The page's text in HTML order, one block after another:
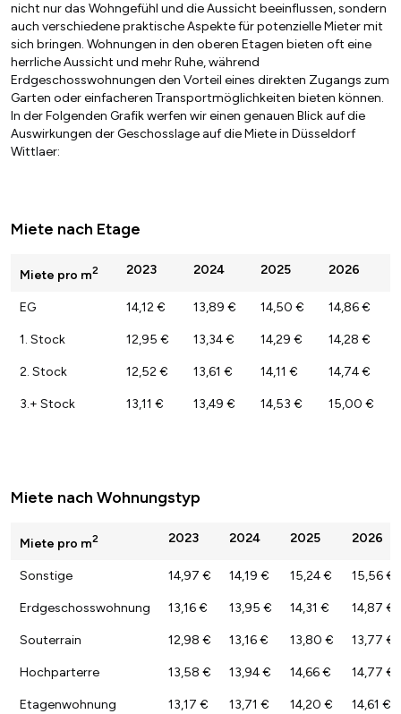
nicht nur das Wohngefühl und die Aussicht beeinflussen, sondern
auch verschiedene praktische Aspekte für potenzielle Mieter mit
sich bringen. Wohnungen in den oberen Etagen bieten oft eine
herrliche Aussicht und mehr Ruhe, während
Erdgeschosswohnungen den Vorteil eines direkten Zugangs zum
Garten oder einfacheren Transportmöglichkeiten bieten können.
In der Folgenden Grafik werfen wir einen genauen Blick auf die
Auswirkungen der Geschosslage auf die Miete in Düsseldorf
Wittlaer:
Miete nach Etage
Miete pro m2 2023 2024 2025 2026
EG 14,12 € 13,89 € 14,50 € 14,86 €
1. Stock 12,95 € 13,34 € 14,29 € 14,28 €
2. Stock 12,52 € 13,61 € 14,11 € 14,74 €
3.+ Stock 13,11 € 13,49 € 14,53 € 15,00 €
Miete nach Wohnungstyp
Miete pro m2 2023 2024 2025 2026
Sonstige 14,97 € 14,19 € 15,24 € 15,56 €
Erdgeschosswohnung 13,16 € 13,95 € 14,31 € 14,87 €
Souterrain 12,98 € 13,16 € 13,80 € 13,77 €
Hochparterre 13,58 € 13,94 € 14,66 € 14,77 €
Etagenwohnung 13,17 € 13,71 € 14,20 € 14,61 €